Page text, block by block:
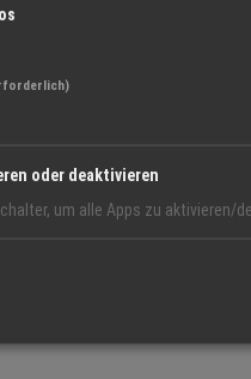
oder deaktivieren
um alle Apps zu aktivieren/